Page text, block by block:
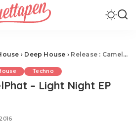
› Deep House › Release : CamelPhat – Light Night EP [Suara]
Techno
– Light Night EP